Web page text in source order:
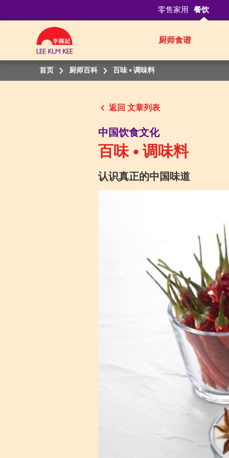
零售家用 餐饮
厨师食谱
首页 厨师百科 百味 • 调味料
返回
中国饮食文化
百味 • 调味料
认识真正的中国味道